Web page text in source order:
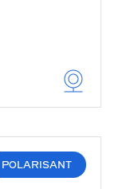
POLARISANT